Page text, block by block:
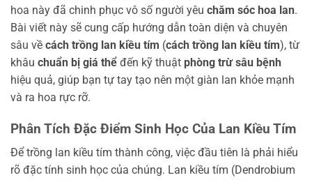
hoa này đã chinh phục vô số người yêu chăm sóc hoa lan.
Bài viết này sẽ cung cấp hướng dẫn toàn diện và chuyên
sâu về cách trồng lan kiều tím (cách trồng lan kiều tím), từ
khâu chuẩn bị giá thể đến kỹ thuật phòng trừ sâu bệnh
hiệu quả, giúp bạn tự tay tạo nên một giàn lan khỏe mạnh
và ra hoa rực rỡ.
Phân Tích Đặc Điểm Sinh Học Của Lan Kiều Tím
Để trồng lan kiều tím thành công, việc đầu tiên là phải hiểu
rõ đặc tính sinh học của chúng. Lan kiều tím (Dendrobium